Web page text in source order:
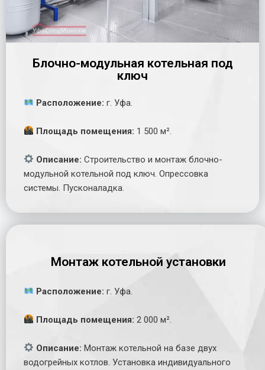
Блочно-модульная котельная под
ключ
Расположение: г. Уфа.
Площадь помещения: 1 500 м².
Описание: Строительство и монтаж блочно-
модульной котельной под ключ. Опрессовка
системы. Пусконаладка.
Монтаж котельной установки
Расположение: г. Уфа.
Площадь помещения: 2 000 м².
Описание: Монтаж котельной на базе двух
водогрейных котлов. Установка индивидуального